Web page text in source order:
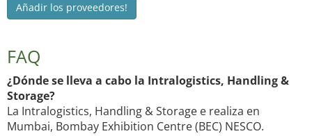
Añadir los proveedores!
FAQ
¿Dónde se lleva a cabo la Intralogistics, Handling &
Storage?
La Intralogistics, Handling & Storage e realiza en
Mumbai, Bombay Exhibition Centre (BEC) NESCO.